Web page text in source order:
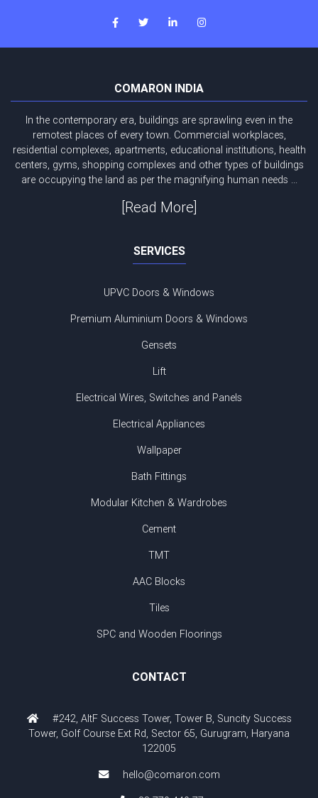
COMARON INDIA
In the contemporary era, buildings are sprawling even in the
remotest places of every town. Commercial workplaces,
residential complexes, apartments, educational institutions, health
centers, gyms, shopping complexes and other types of buildings
are occupying the land as per the magnifying human needs ...
[Read More]
SERVICES
UPVC Doors & Windows
Premium Aluminium Doors & Windows
Gensets
Lift
Electrical Wires, Switches and Panels
Electrical Appliances
Wallpaper
Bath Fittings
Modular Kitchen & Wardrobes
Cement
TMT
AAC Blocks
Tiles
SPC and Wooden Floorings
CONTACT
#242, AltF Success Tower, Tower B, Suncity Success
Tower, Golf Course Ext Rd, Sector 65, Gurugram, Haryana
122005
hello@comaron.com